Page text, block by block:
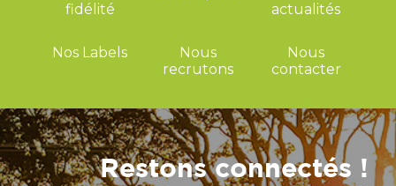
Restons connectés !
fidélité
actualités
Nos Labels
Nous
recrutons
Nous
contacter